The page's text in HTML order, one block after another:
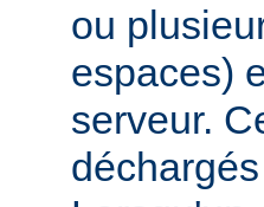
ou
espaces)
serveur.